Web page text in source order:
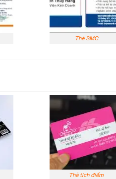
Thẻ SMC
Thẻ tích điểm